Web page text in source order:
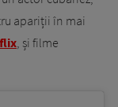
apariții în mai
, și filme